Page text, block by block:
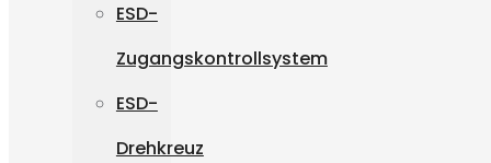
ESD-
Zugangskontrollsystem
ESD-
Drehkreuz